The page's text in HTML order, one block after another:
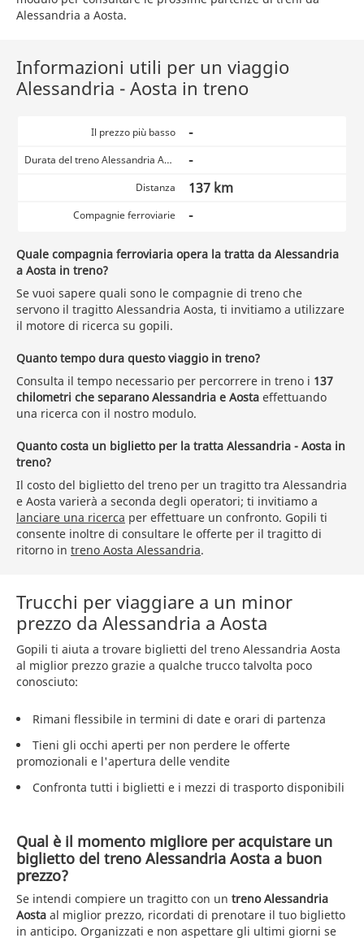
Alessandria a Aosta.
Informazioni utili per un viaggio
Alessandria - Aosta in treno
Il prezzo più basso -
Durata del treno Alessandria Aosta -
Distanza 137 km
Compagnie ferroviarie -
Quale compagnia ferroviaria opera la tratta da Alessandria
a Aosta in treno?
Se vuoi sapere quali sono le compagnie di treno che
servono il tragitto Alessandria Aosta, ti invitiamo a utilizzare
il motore di ricerca su gopili.
Quanto tempo dura questo viaggio in treno?
Consulta il tempo necessario per percorrere in treno i 137
chilometri che separano Alessandria e Aosta effettuando
una ricerca con il nostro modulo.
Quanto costa un biglietto per la tratta Alessandria - Aosta in
treno?
Il costo del biglietto del treno per un tragitto tra Alessandria
e Aosta varierà a seconda degli operatori; ti invitiamo a
lanciare una ricerca per effettuare un confronto. Gopili ti
consente inoltre di consultare le offerte per il tragitto di
ritorno in treno Aosta Alessandria.
Trucchi per viaggiare a un minor
prezzo da Alessandria a Aosta
Gopili ti aiuta a trovare biglietti del treno Alessandria Aosta
al miglior prezzo grazie a qualche trucco talvolta poco
conosciuto:
Rimani flessibile in termini di date e orari di partenza
Tieni gli occhi aperti per non perdere le offerte
promozionali e l'apertura delle vendite
Confronta tutti i biglietti e i mezzi di trasporto disponibili
Qual è il momento migliore per acquistare un
biglietto del treno Alessandria Aosta a buon
prezzo?
Se intendi compiere un tragitto con un treno Alessandria
Aosta al miglior prezzo, ricordati di prenotare il tuo biglietto
in anticipo. Organizzati e non aspettare gli ultimi giorni se